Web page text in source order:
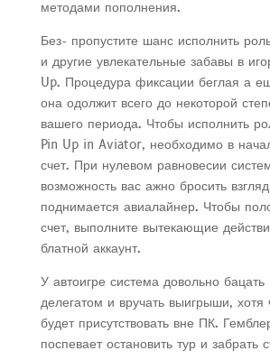
методами пополнения.
Без- пропустите шанс исполнить
и другие увлекательные забавы в
Up. Процедура фиксации беглая а
она одолжит всего до некоторой
вашего периода. Чтобы исполнить
Pin Up in Aviator, необходимо в
счет. При нулевом равновесии
возможность вас ажно бросить
поднимается авиалайнер. Чтобы
счет, выполните вытекающие
блатной аккаунт.
У автоигре система довольно
делегатом и вручать выигрыши, хотя
будет присутствовать вне ПК.
поспевает остановить тур и забрать